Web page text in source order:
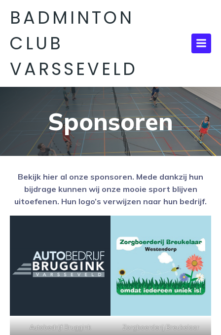
BADMINTON
CLUB
VARSSEVELD
Sponsoren
Bekijk hier al onze sponsoren. Mede dankzij hun
bijdrage kunnen wij onze mooie sport blijven
uitoefenen. Hun logo’s verwijzen naar hun bedrijf.
Autobedrijf Bruggink Zorgboerderij Breukelaar